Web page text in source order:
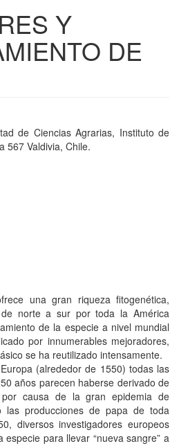
Y
DE
de Ciencias Agrarias, Instituto de
567 Valdivia, Chile.
una gran riqueza fitogenética,
norte a sur por toda la América
de la especie a nivel mundial
por innumerables mejoradores,
se ha reutilizado intensamente.
(alrededor de 1550) todas las
años parecen haberse derivado de
causa de la gran epidemia de
las producciones de papa de toda
diversos investigadores europeos
para llevar “nueva sangre” a